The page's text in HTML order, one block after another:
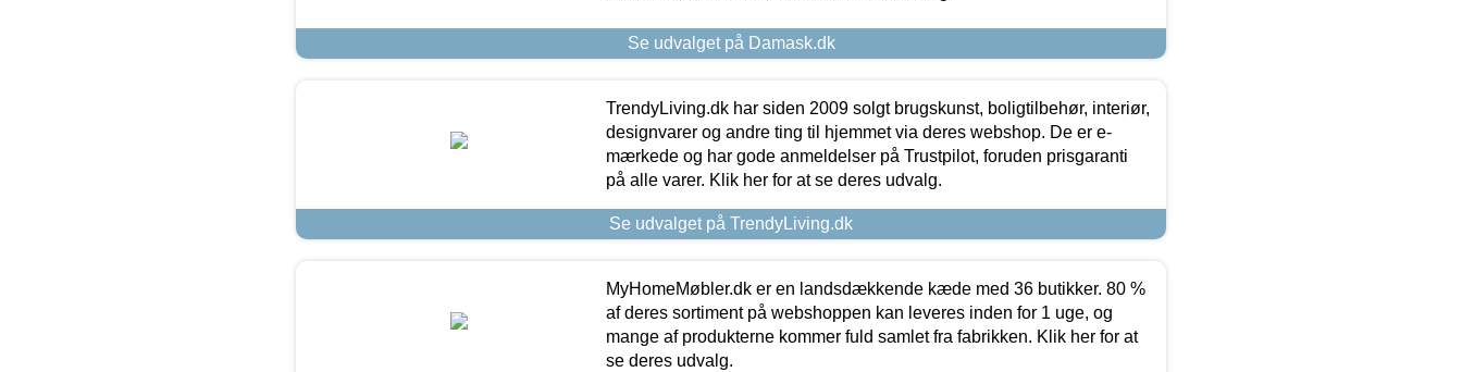
Se udvalget på Damask.dk
TrendyLiving.dk har siden 2009 solgt brugskunst, boligtilbehør, interiør,
designvarer og andre ting til hjemmet via deres webshop. De er e-
mærkede og har gode anmeldelser på Trustpilot, foruden prisgaranti
på alle varer. Klik her for at se deres udvalg.
Se udvalget på TrendyLiving.dk
MyHomeMøbler.dk er en landsdækkende kæde med 36 butikker. 80 %
af deres sortiment på webshoppen kan leveres inden for 1 uge, og
mange af produkterne kommer fuld samlet fra fabrikken. Klik her for at
se deres udvalg.